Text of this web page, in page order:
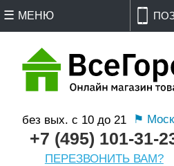
без вых. с 10 до 21 ⚑
+7 (495) 101-31-
ПЕРЕЗВОНИТЬ ВАМ?
МЕНЮ